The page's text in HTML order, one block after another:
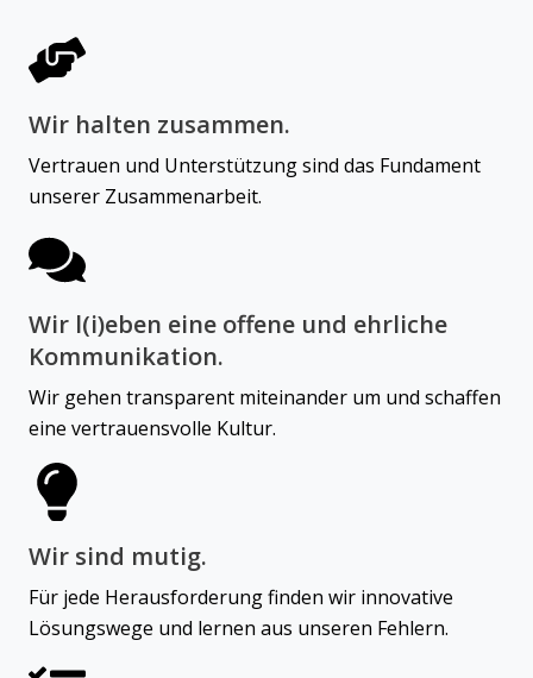
Wir halten zusammen.
Vertrauen und Unterstützung sind das Fundament
unserer Zusammenarbeit.
Wir l(i)eben eine offene und ehrliche
Kommunikation.
Wir gehen transparent miteinander um und schaffen
eine vertrauensvolle Kultur.
Wir sind mutig.
Für jede Herausforderung finden wir innovative
Lösungswege und lernen aus unseren Fehlern.